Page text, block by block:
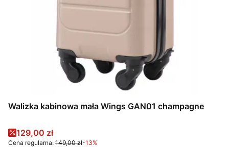
Walizka kabinowa mała Wings GAN01 champagne
Cena promocyjna
129,00 zł
Cena regularna: 149,00 zł-13%